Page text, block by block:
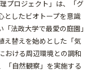
プロジェクト」は、「グ
としたビオトープを意識
法政大学で最愛の庭園」
え替えを始めとした「気
おける周辺環境との調和
「自然観察」を実施する